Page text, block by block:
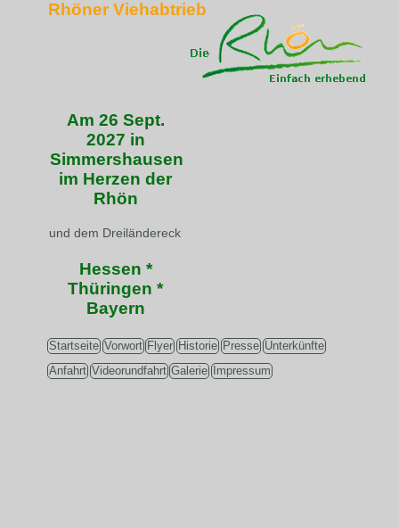
Rhöner Viehabtrieb
Am 26 Sept.
2027 in
Simmershausen
im Herzen der
Rhön
und dem Dreiländereck
Hessen *
Thüringen *
Bayern
Startseite Vorwort Flyer Historie Presse Unterkünfte
Anfahrt Videorundfahrt Galerie Impressum